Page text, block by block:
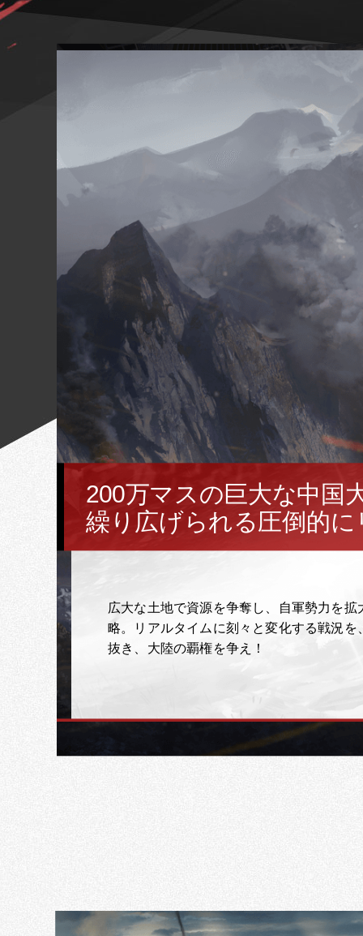
200万マスの巨大な中国
繰り広げられる圧倒的
広大な土地で資源を争奪し、自軍勢力を
略。リアルタイムに刻々と変化する戦況
抜き、大陸の覇権を争え！